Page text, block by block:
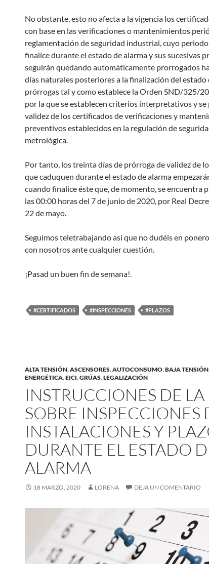
No obstante, esto no afecta a la vigencia los
con base en las verificaciones o mantenimientos
reglamentación de seguridad industrial, cuyo
finalice durante el estado de alarma y sus sucesivas
seguirán quedando automáticamente prorrogados
días naturales posteriores a la finalización del estado
prórrogas tal y como establece la Orden SND/325/
por la que se establecen criterios interpretativos y
validez de los certificados de verificaciones y
preventivos establecidos en la regulación de
metrológica.
Por tanto, los treinta días de prórroga de validez de
que caduquen durante el estado de alarma
cuando finalice éste que, de momento, se encuentra
las 00:00 horas del 7 de junio de 2020, por Real
22 de mayo.
Seguimos teletrabajando así que no dudéis en
con nosotros ante cualquier cuestión.
¡Pasad un buen fin de semana!.
#CERTIFICADOS #INSPECCIONES #PLAZOS
ALTA TENSIÓN,ASCENSORES,AUTOCONSUMO,BAJA TENSIÓN
ENERGÉTICA,EICI,GRÚAS,LEGALIZACIÓN
INSTRUCCIONES DE
SOBRE INSPECCIONES
INSTALACIONES Y
DURANTE EL ESTADO
ALARMA
18 MARZO, 2020 LORENA DEJA UN COMENTARIO